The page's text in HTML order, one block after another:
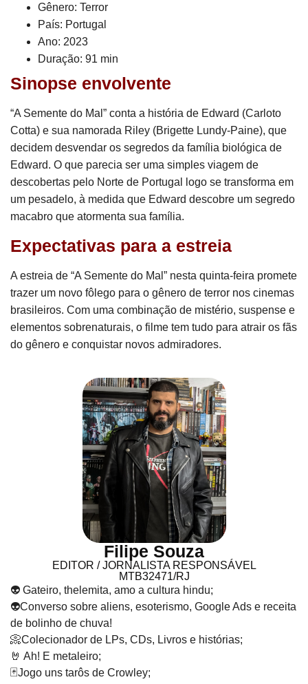
Gênero: Terror
País: Portugal
Ano: 2023
Duração: 91 min
Sinopse envolvente
“A Semente do Mal” conta a história de Edward (Carloto
Cotta) e sua namorada Riley (Brigette Lundy-Paine), que
decidem desvendar os segredos da família biológica de
Edward. O que parecia ser uma simples viagem de
descobertas pelo Norte de Portugal logo se transforma em
um pesadelo, à medida que Edward descobre um segredo
macabro que atormenta sua família.
Expectativas para a estreia
A estreia de “A Semente do Mal” nesta quinta-feira promete
trazer um novo fôlego para o gênero de terror nos cinemas
brasileiros. Com uma combinação de mistério, suspense e
elementos sobrenaturais, o filme tem tudo para atrair os fãs
do gênero e conquistar novos admiradores.
Filipe Souza
EDITOR / JORNALISTA RESPONSÁVEL
MTB32471/RJ
👽 Gateiro, thelemita, amo a cultura hindu;
👽Converso sobre aliens, esoterismo, Google Ads e receita
de bolinho de chuva!
📀Colecionador de LPs, CDs, Livros e histórias;
🤘 Ah! E metaleiro;
🃏Jogo uns tarôs de Crowley;